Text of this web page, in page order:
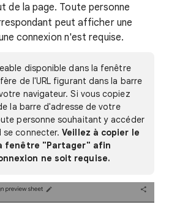
de la page. Toute personne
peut afficher une
connexion n'est requise.
disponible dans la fenêtre
de l'URL figurant dans la barre
navigateur. Si vous copiez
la barre d'adresse de votre
personne souhaitant y accéder
se connecter.Veillez à copier le
fenêtre "Partager" afin
ne soit requise.